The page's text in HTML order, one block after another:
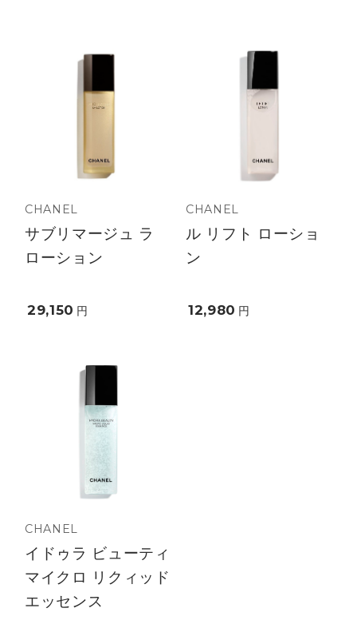
CHANEL
サブリマージュ ラ
ローション
29,150 円
CHANEL
ル リフト ローショ
ン
12,980 円
CHANEL
イドゥラ ビューティ
マイクロ リクィッド
エッセンス